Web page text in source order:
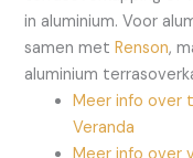
in aluminium. Voor
samen metRenson,
aluminium
Meer info over
Veranda
Meer info over